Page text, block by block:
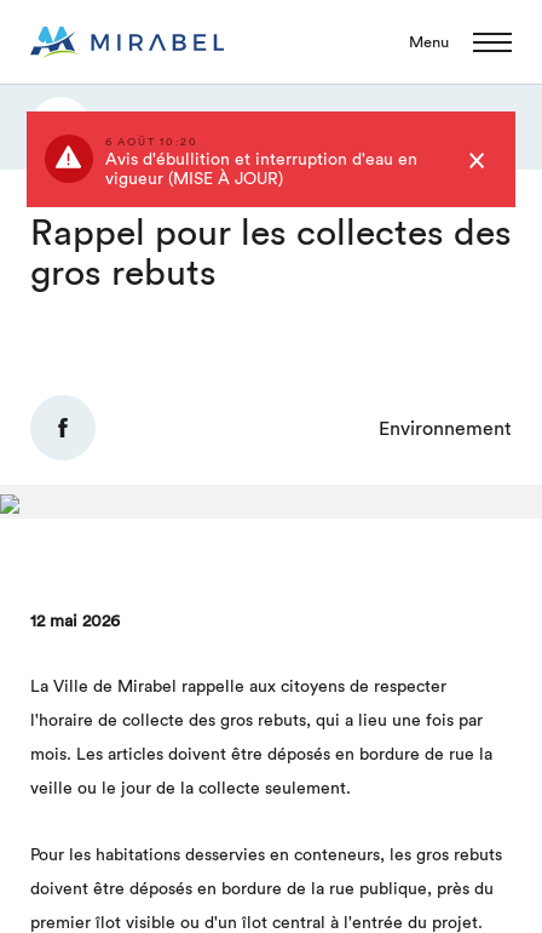
Menu
6 AOÛT 10:20
Avis d'ébullition et interruption d'eau en
vigueur (MISE À JOUR)
Rappel pour les collectes des
gros rebuts
Environnement
12 mai 2026
La Ville de Mirabel rappelle aux citoyens de respecter
l'horaire de collecte des gros rebuts, qui a lieu une fois par
mois. Les articles doivent être déposés en bordure de rue la
veille ou le jour de la collecte seulement.
Pour les habitations desservies en conteneurs, les gros rebuts
doivent être déposés en bordure de la rue publique, près du
premier îlot visible ou d'un îlot central à l'entrée du projet.